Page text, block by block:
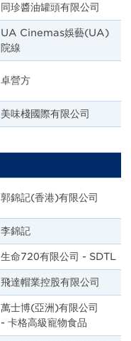
同珍醬油罐頭有限公司
UA Cinemas娛藝(UA)
院線
卓營方
美味棧國際有限公司
郭錦記(香港)有限公司
李錦記
生命720有限公司 - SDTL
飛達帽業控股有限公司
萬士博(亞洲)有限公司
- 卡格高級寵物食品